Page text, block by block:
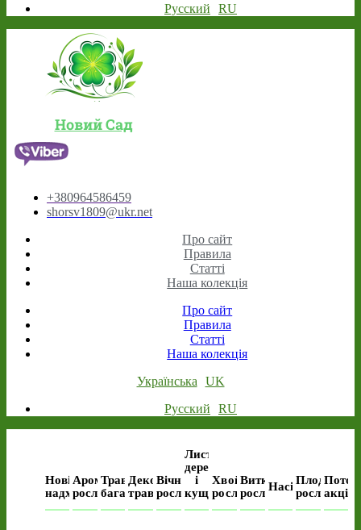
Русский
RU
Новий Сад
+380964586459
shorsv1809@ukr.net
Про сайт
Правила
Статті
Наша колекція
Про сайт
Правила
Статті
Наша колекція
Українська
UK
Русский
RU
Нові
надходження
Ароматичні
рослини
Трав’янисті
багаторічні
Декоративні
трави
Вічнозелені
рослини
Листяні
дерева
і
кущі
Хвойні
рослини
Виткі
рослиниНасінняПлодові
рослини
акція